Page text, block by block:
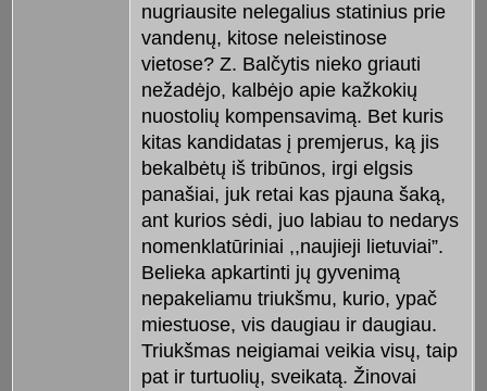
nugriausite nelegalius statinius prie
vandenų, kitose neleistinose
vietose? Z. Balčytis nieko griauti
nežadėjo, kalbėjo apie kažkokių
nuostolių kompensavimą. Bet kuris
kitas kandidatas į premjerus, ką jis
bekalbėtų iš tribūnos, irgi elgsis
panašiai, juk retai kas pjauna šaką,
ant kurios sėdi, juo labiau to nedarys
nomenklatūriniai ,,naujieji lietuviai”.
Belieka apkartinti jų gyvenimą
nepakeliamu triukšmu, kurio, ypač
miestuose, vis daugiau ir daugiau.
Triukšmas neigiamai veikia visų, taip
pat ir turtuolių, sveikatą. Žinovai